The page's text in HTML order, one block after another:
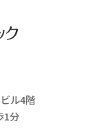
ル4階
1分